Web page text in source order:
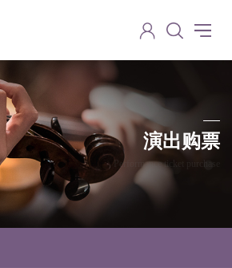
演出购票
Performance ticket purchase